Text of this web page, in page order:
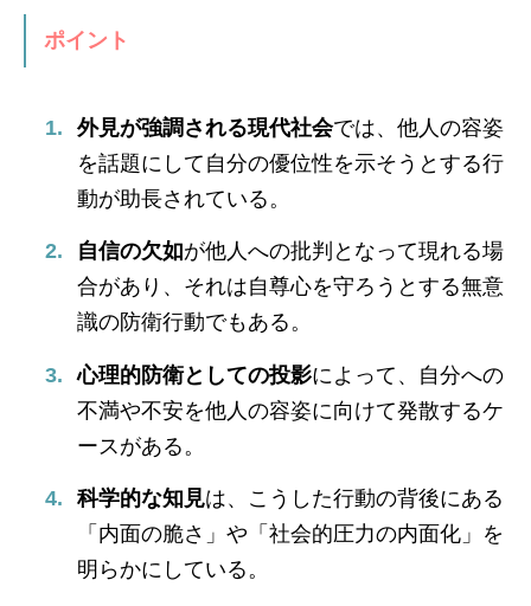
ポイント
外見が強調される現代社会では、他人の容姿
を話題にして自分の優位性を示そうとする行
動が助長されている。
自信の欠如が他人への批判となって現れる場
合があり、それは自尊心を守ろうとする無意
識の防衛行動でもある。
心理的防衛としての投影によって、自分への
不満や不安を他人の容姿に向けて発散するケ
ースがある。
科学的な知見は、こうした行動の背後にある
「内面の脆さ」や「社会的圧力の内面化」を
明らかにしている。